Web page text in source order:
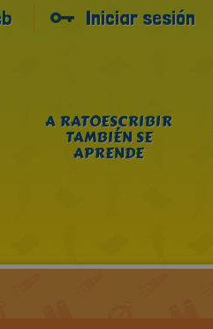
Iniciar sesión
A RATOESCRIBIR
TAMBIÉN SE
APRENDE